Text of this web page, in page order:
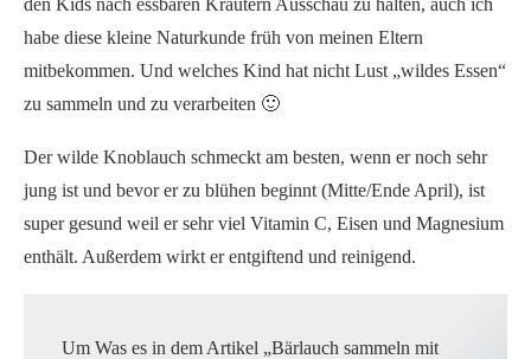
den Kids nach essbaren Kräutern Ausschau zu halten, auch ich
habe diese kleine Naturkunde früh von meinen Eltern
mitbekommen. Und welches Kind hat nicht Lust „wildes Essen“
zu sammeln und zu verarbeiten 🙂
Der wilde Knoblauch schmeckt am besten, wenn er noch sehr
jung ist und bevor er zu blühen beginnt (Mitte/Ende April), ist
super gesund weil er sehr viel Vitamin C, Eisen und Magnesium
enthält. Außerdem wirkt er entgiftend und reinigend.
Um Was es in dem Artikel „Bärlauch sammeln mit